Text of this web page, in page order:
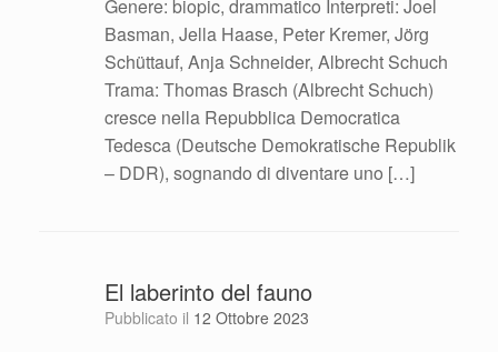
Genere: biopic, drammatico Interpreti: Joel
Basman, Jella Haase, Peter Kremer, Jörg
Schüttauf, Anja Schneider, Albrecht Schuch
Trama: Thomas Brasch (Albrecht Schuch)
cresce nella Repubblica Democratica
Tedesca (Deutsche Demokratische Republik
– DDR), sognando di diventare uno […]
El laberinto del fauno
Pubblicato il 12 Ottobre 2023